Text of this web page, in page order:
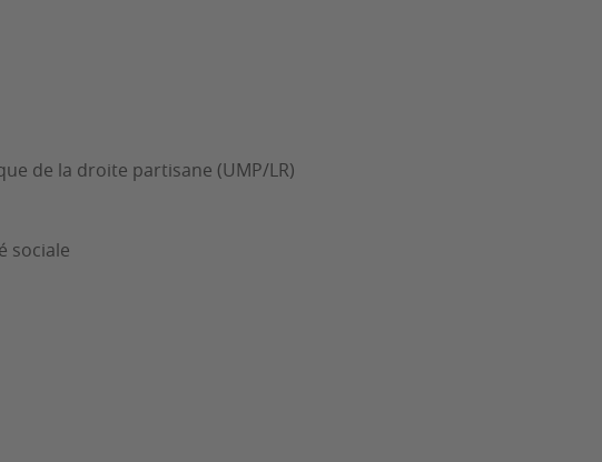
de la droite partisane (UMP/LR)
sociale